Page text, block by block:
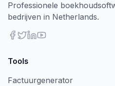
Professionele
bedrijven in Netherlands.
Tools
Factuurgenerator